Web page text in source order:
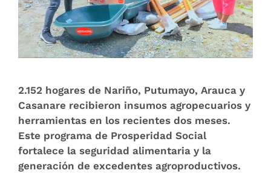
2.152 hogares de Nariño, Putumayo, Arauca y
Casanare recibieron insumos agropecuarios y
herramientas en los recientes dos meses.
Este programa de Prosperidad Social
fortalece la seguridad alimentaria y la
generación de excedentes agroproductivos.